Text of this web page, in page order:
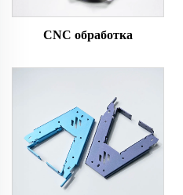
CNC обработка